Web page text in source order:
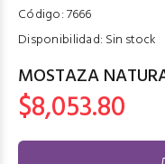
Código:7666
Disponibilidad: Sin stock
MOSTAZA
$8,053.80